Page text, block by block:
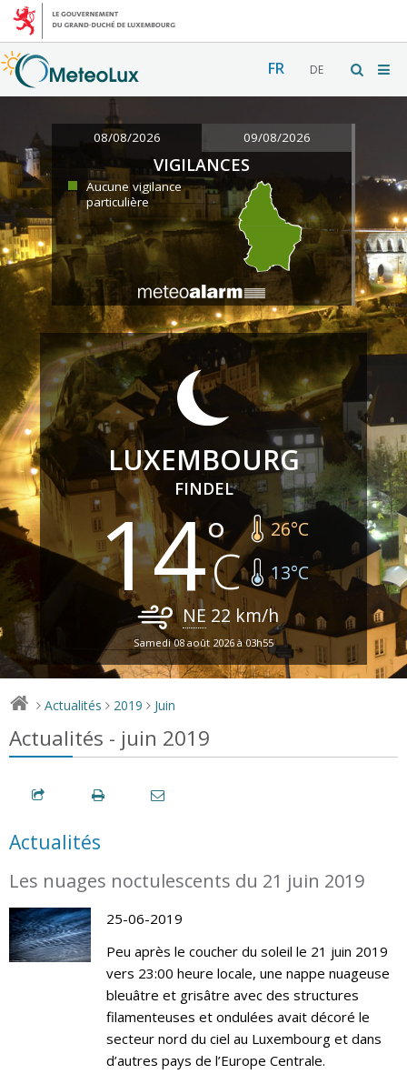
FR DE
08/08/2026 09/08/2026
VIGILANCES
Aucune vigilance
particulière
LUXEMBOURG
FINDEL
14 26°C
13°C
NE 22 km/h
Samedi 08 août 2026 à 03h55
> Actualités > 2019 > Juin
Actualités - juin 2019
Actualités
Les nuages noctulescents du 21 juin 2019
25-06-2019
Peu après le coucher du soleil le 21 juin 2019
vers 23:00 heure locale, une nappe nuageuse
bleuâtre et grisâtre avec des structures
filamenteuses et ondulées avait décoré le
secteur nord du ciel au Luxembourg et dans
d’autres pays de l’Europe Centrale.